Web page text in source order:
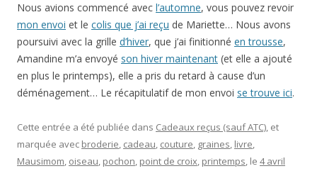
Nous avions commencé avec l’automne, vous pouvez revoir
mon envoi et le colis que j’ai reçu de Mariette… Nous avons
poursuivi avec la grille d’hiver, que j’ai finitionné en trousse,
Amandine m’a envoyé son hiver maintenant (et elle a ajouté
en plus le printemps), elle a pris du retard à cause d’un
déménagement… Le récapitulatif de mon envoi se trouve ici.
Cette entrée a été publiée dans Cadeaux reçus (sauf ATC), et
marquée avec broderie, cadeau, couture, graines, livre,
Mausimom, oiseau, pochon, point de croix, printemps, le 4 avril